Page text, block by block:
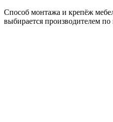
Способ монтажа и крепёж
выбирается производителем